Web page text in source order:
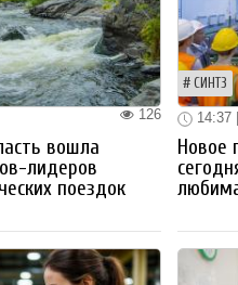
126
вошла
лидеров
поездок
СИНТЗ
14:37 |
Новое